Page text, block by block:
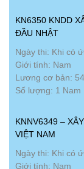
KN6350 KNDD
ĐẦU NHẬT
Ngày thi: Khi có
Giới tính: Nam
Lương cơ bản:
Số lượng: 1 Nam
KNNV6349 –
VIỆT NAM
Ngày thi: Khi có
Giới tính: Nam